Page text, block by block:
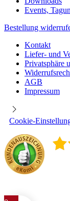
Events,
Bestellung
Kontakt
Liefer- und
Privatsphäre
AGB
Impressum
Cookie-